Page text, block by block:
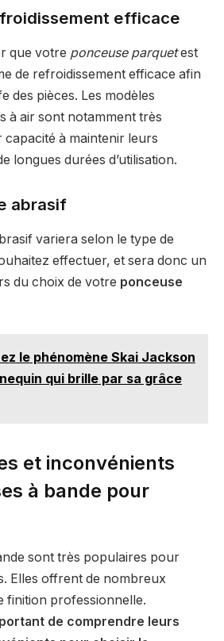
efficace
que votre ponceuse parquetest
de refroidissement efficace afin
des pièces. Les modèles
à air sont notamment très
à maintenir leurs
longues durées d’utilisation.
abrasif
variera selon le type de
effectuer, et sera donc un
du choix de votre ponceuse
le phénomène Skai Jackson
qui brille par sa grâce
et inconvénients
à bande pour
sont très populaires pour
Elles offrent de nombreux
finition professionnelle.
de comprendre leurs